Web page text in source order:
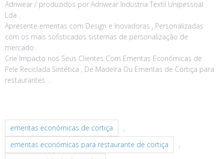
Adriwear / produzidos por Adriwear Industria Textil Unipessoal
Lda .
Apresente ementas com Design e Inovadoras , Personalizadas
com os mais sofisticados sistemas de personalização de
mercado .
Crie Impacto nos Seus Clientes Com Ementas Económicas de
Pele Reciclada Sintética , De Madeira Ou Ementas de Cortiça para
restaurantes .
ementas económicas de cortiça
,
ementas económicas para restaurante de cortiça
,